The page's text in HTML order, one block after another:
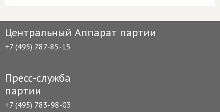
Центральный Аппарат партии
+7 (495) 787-85-15
Пресс-служба
партии
+7 (495) 783-98-03